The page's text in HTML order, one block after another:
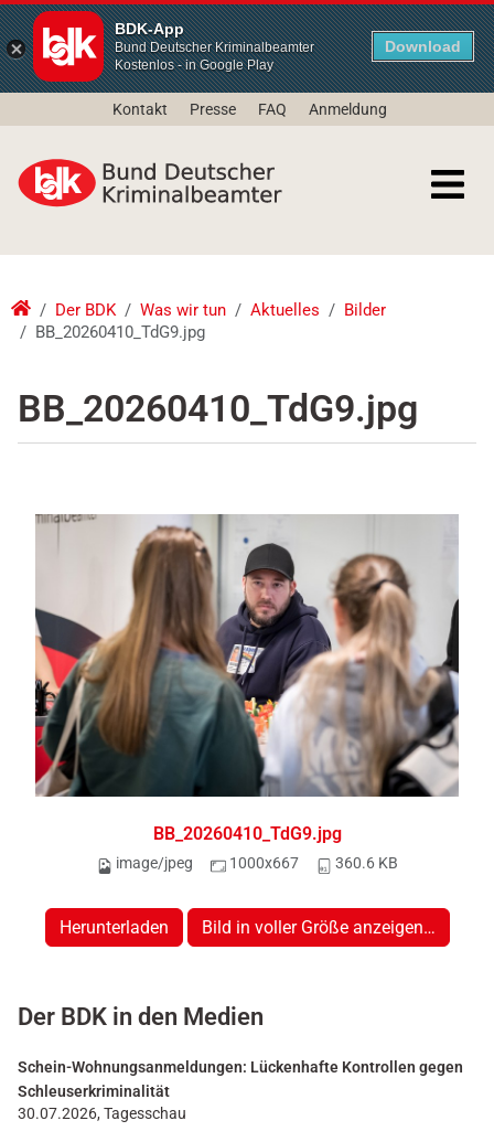
BDK-App
Bund Deutscher Kriminalbeamter
Kostenlos - in Google Play
Download
Kontakt Presse FAQ Anmeldung
Der BDK Was wir tun Aktuelles
Bilder
BB_20260410_TdG9.jpg
BB_20260410_TdG9.jpg
BB_20260410_TdG9.jpg
image/jpeg 1000x667 360.6 KB
Herunterladen Bild in voller Größe anzeigen…
Der BDK in den Medien
Schein-Wohnungsanmeldungen: Lückenhafte Kontrollen gegen
Schleuserkriminalität
30.07.2026, Tagesschau